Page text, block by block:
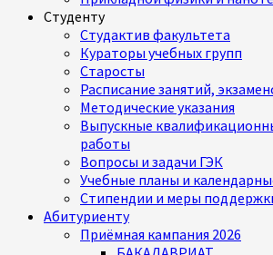
Студенту
Студактив факультета
Кураторы учебных групп
Старосты
Расписание занятий,
Методические указания
Выпускные
работы
Вопросы и задачи ГЭК
Учебные планы и
Стипендии и меры
Абитуриенту
Приёмная кампания 2026